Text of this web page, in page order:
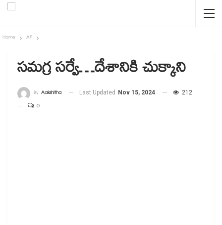
Home AP
సమగ్ర సర్వే…దేశానికి చుక్కాని
By Aakshitha Last Updated Nov 15, 2024 212
0